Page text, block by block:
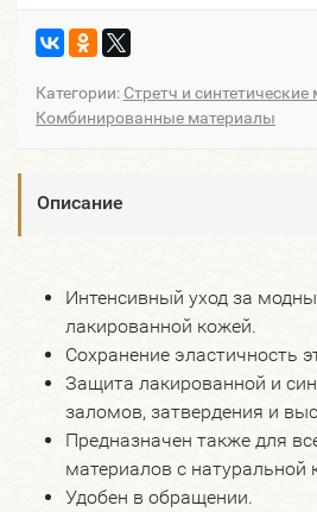
Категории: Стретч и
Комбинированные материалы
Описание
Интенсивный уход за
лакированной кожей.
Сохранение эластичность
Защита лакированной и
заломов, затвердения и
Предназначен также для
материалов с натуральной
Удобен в обращении.